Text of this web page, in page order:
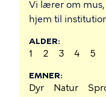
Vi lærer om
hjem til
ALDER
1 2 3 4 5
EMNER
Dyr Natur